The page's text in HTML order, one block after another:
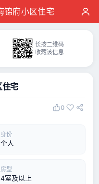
锦府小区住宅
长按二维码
收藏该信息
住宅
0
身份
个人
房型
4室及以上